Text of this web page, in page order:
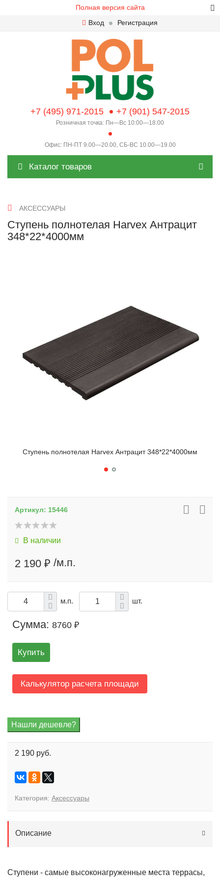
Полная версия сайта
Вход
Регистрация
+7 (495) 971-2015 +7 (901) 547-2015
Розничная точка: Пн—Вс 10:00—18:00
Офис: ПН-ПТ 9.00—20.00, СБ-ВС 10.00—19.00
Каталог товаров
АКСЕССУАРЫ
Ступень полнотелая Harvex Антрацит
348*22*4000мм
Ступень полнотелая Harvex Антрацит 348*22*4000мм
Артикул: 15446
В наличии
2 190 ₽ /м.п.
м.п. шт.
Сумма: 8760 ₽
Купить
Калькулятор расчета площади
2 190 руб.
Категория: Аксессуары
Описание
Ступени - самые высоконагруженные места террасы,